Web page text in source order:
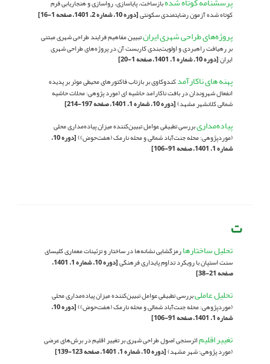
بازساخت، پایاسازی، رواسازی و هنجاریابی فرم
کوتاه شده آزمون رضایتمندی سکونتی[دوره 10، شماره 2، 1401، صفحه 1-16]
پروژه‌های طراحی شهری ایرانتبیین مفاهیم فرایند طراحی شهری مبتنی
بر رهیافت راهبردی و اولویت‌بندی کاربست آن در پروژه‌های طراحی شهری
ایران[دوره 10، شماره 1، 1401، صفحه 1-20]
پهنه های ناکارآمدکندوکاوی بر بازتاب فاکتورهای محیطی موثر بر پدیده
انفعال شهروندان در بافت ناکارامد حاشیه ای (مورد پژوهی: محلات حاشیه
شمالى کلانشهر مشهد)[دوره 10، شماره 1، 1401، صفحه 197-214]
پیاده‌مداریبررسی تطبیقی عوامل تبیین‌کننده میزان پیاده‌مداری محلی
(موردپژوهی: محله جنت‌آباد شمالی و محله نارمک (هفت‌حوض))
[دوره 10،
شماره 1، 1401، صفحه 91-106]
ت
تحلیل ساختارهارمزگشایی نشانه‌ها در ساختار و تزئینات معماری کلیسای
سنت استپان با رویکرد تداوم پایداری فرهنگی
[دوره 10، شماره 1، 1401،
صفحه 21-38]
تحلیل عاملیبررسی تطبیقی عوامل تبیین‌کننده میزان پیاده‌مداری محلی
(موردپژوهی: محله جنت‌آباد شمالی و محله نارمک (هفت‌حوض))
[دوره 10،
شماره 1، 1401، صفحه 91-106]
تغییر اقلیماثرسنجی اصول طراحی شهری بر تغییر اقلیم در برش‌های عرضی
(مورد پژوهی: شهر مشهد)[دوره 10، شماره 1، 1401، صفحه 123-139]